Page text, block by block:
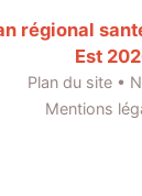
régional
Est
Plan du site•
Mentions